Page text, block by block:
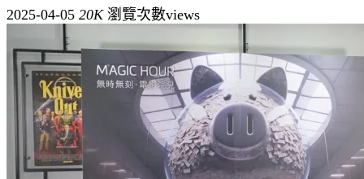
2025-04-05 20K瀏覽次數views